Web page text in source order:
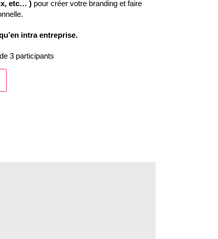
etc… ) pour créer votre branding et faire
intra entreprise.
3 participants